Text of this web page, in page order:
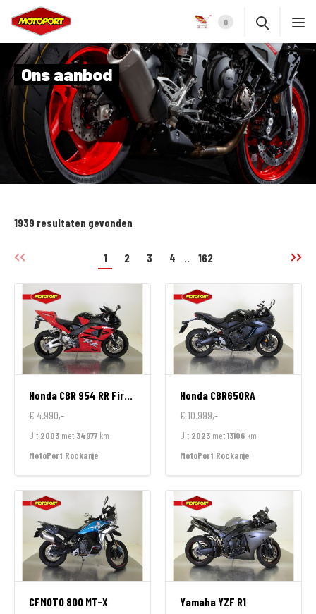
0
Ons aanbod
1939 resultaten gevonden
1 2 3 4 .. 162
Honda CBR 954 RR FireBlade
€ 4.990,-
Uit 2003 met 34977 km
MotoPort Rockanje
Honda CBR650RA
€ 10.999,-
Uit 2023 met13106 km
MotoPort Rockanje
CFMOTO 800 MT-X
YamahaYZF R1